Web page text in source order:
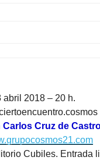
abril 2018 – 20 h.
Carlos Cruz de
Cubiles. Entrada